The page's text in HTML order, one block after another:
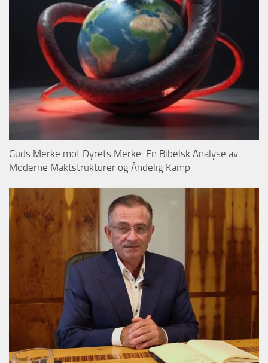
Guds Merke mot Dyrets Merke: En Bibelsk Analyse av
Moderne Maktstrukturer og Åndelig Kamp